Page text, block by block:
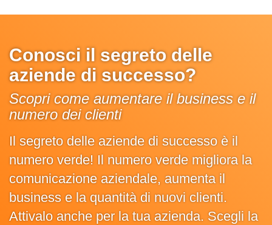
Conosci il segreto delle
aziende di successo?
Scopri come aumentare il business e il
numero dei clienti
Il segreto delle aziende di successo è il
numero verde! Il numero verde migliora la
comunicazione aziendale, aumenta il
business e la quantità di nuovi clienti.
Attivalo anche per la tua azienda. Scegli la